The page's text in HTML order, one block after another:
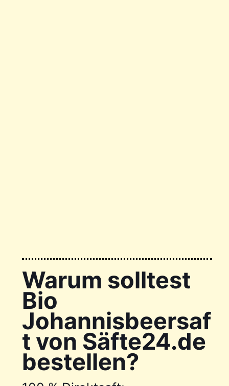
Warum solltest
Bio
Johannisbeersaf
t von Säfte24.de
bestellen?